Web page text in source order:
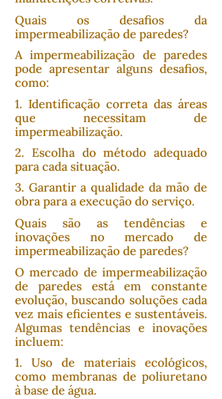
Quais os desafios da
impermeabilização de paredes?
A impermeabilização de paredes
pode apresentar alguns desafios,
como:
1. Identificação correta das áreas
que necessitam de
impermeabilização.
2. Escolha do método adequado
para cada situação.
3. Garantir a qualidade da mão de
obra para a execução do serviço.
Quais são as tendências e
inovações no mercado de
impermeabilização de paredes?
O mercado de impermeabilização
de paredes está em constante
evolução, buscando soluções cada
vez mais eficientes e sustentáveis.
Algumas tendências e inovações
incluem:
1. Uso de materiais ecológicos,
como membranas de poliuretano
à base de água.